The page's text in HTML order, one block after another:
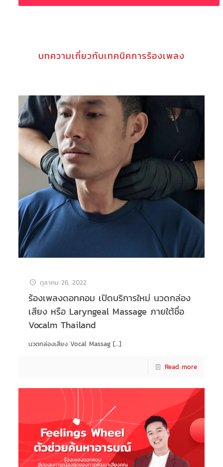
บทความเกี่ยวกับเทคนิคการร้องเพลง
ตุลาคม 26, 2022
ร้องเพลงดอทคอม เปิดบริการใหม่ นวดกล่อง
เสียง หรือ Laryngeal Massage ภายใต้ชื่อ
Vocalm Thailand
นวดกล่องเสียง Vocal Massag[…]
Read more